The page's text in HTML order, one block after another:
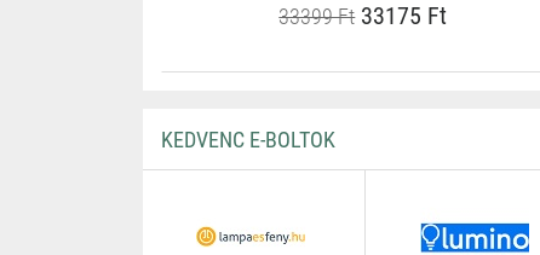
33399 Ft33175 Ft
KEDVENC E-BOLTOK